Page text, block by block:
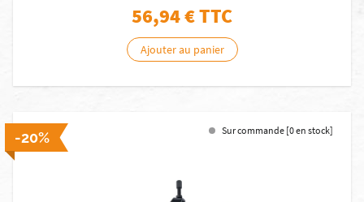
56,94€ TTC
Ajouter au panier
-20% Sur commande [0 en stock]